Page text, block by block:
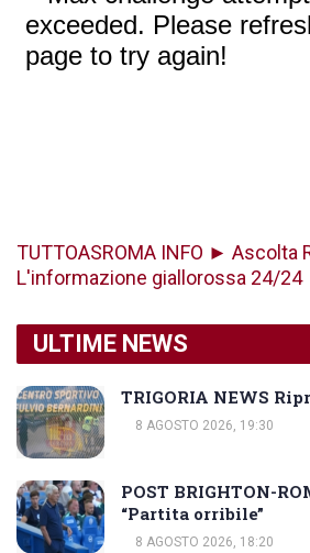
TUTTOASROMA INFO ► Ascolta
L'informazione giallorossa 24/
ULTIME NEWS
TRIGORIA NEWS
8 AGOSTO 2026, 19:30
POST BRIGHTON-
“Partita orribile”
8 AGOSTO 2026, 18:20